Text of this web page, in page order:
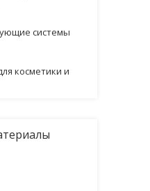
системы
косметики и